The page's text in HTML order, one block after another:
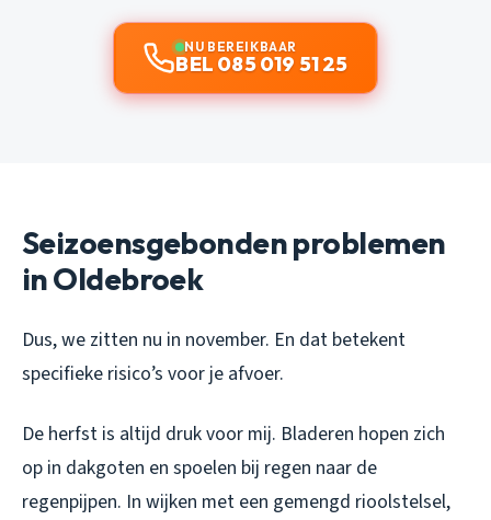
NU BEREIKBAAR
BEL 085 019 51 25
Seizoensgebonden problemen
in Oldebroek
Dus, we zitten nu in november. En dat betekent
specifieke risico’s voor je afvoer.
De herfst is altijd druk voor mij. Bladeren hopen zich
op in dakgoten en spoelen bij regen naar de
regenpijpen. In wijken met een gemengd rioolstelsel,